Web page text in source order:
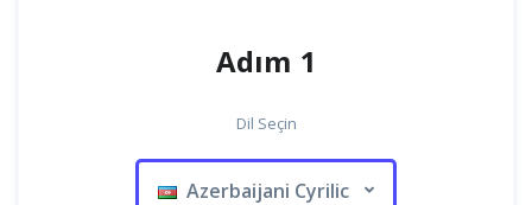
Adım 1
Dil Seçin
Azerbaijani Cyrilic